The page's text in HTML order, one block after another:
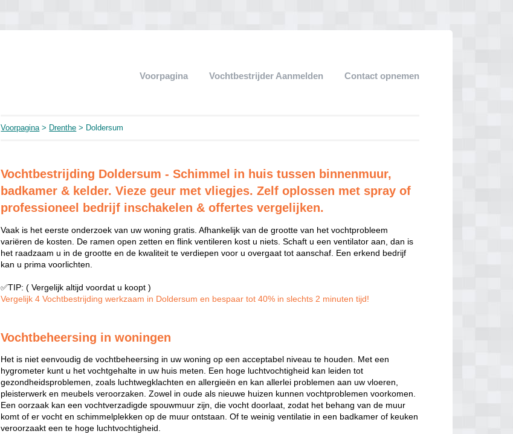
Voorpagina Vochtbestrijder Aanmelden Contact opnemen
Voorpagina> Drenthe > Doldersum
Vochtbestrijding Doldersum - Schimmel in huis tussen binnenmuur,
badkamer & kelder. Vieze geur met vliegjes. Zelf oplossen met spray of
professioneel bedrijf inschakelen & offertes vergelijken.
Vaak is het eerste onderzoek van uw woning gratis. Afhankelijk van de grootte van het vochtprobleem
variëren de kosten. De ramen open zetten en flink ventileren kost u niets. Schaft u een ventilator aan, dan is
het raadzaam u in de grootte en de kwaliteit te verdiepen voor u overgaat tot aanschaf. Een erkend bedrijf
kan u prima voorlichten.
✅TIP: ( Vergelijk altijd voordat u koopt )
Vergelijk 4 Vochtbestrijding werkzaam in Doldersum en bespaar tot 40% in slechts 2 minuten tijd!
Vochtbeheersing in woningen
Het is niet eenvoudig de vochtbeheersing in uw woning op een acceptabel niveau te houden. Met een
hygrometer kunt u het vochtgehalte in uw huis meten. Een hoge luchtvochtigheid kan leiden tot
gezondheidsproblemen, zoals luchtwegklachten en allergieën en kan allerlei problemen aan uw vloeren,
pleisterwerk en meubels veroorzaken. Zowel in oude als nieuwe huizen kunnen vochtproblemen voorkomen.
Een oorzaak kan een vochtverzadigde spouwmuur zijn, die vocht doorlaat, zodat het behang van de muur
komt of er vocht en schimmelplekken op de muur ontstaan. Of te weinig ventilatie in een badkamer of keuken
veroorzaakt een te hoge luchtvochtigheid.